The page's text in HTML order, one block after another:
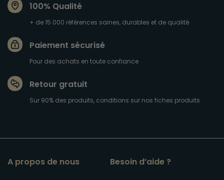
100% Qualité
+ de 15 000 références saines, durables et de qualité
Paiement sécurisé
Pour des achats en toute confiance
Retour gratuit
Sur 90% des produits, conditions sur nos fiches produits
A propos de nous Besoin d’aide ?